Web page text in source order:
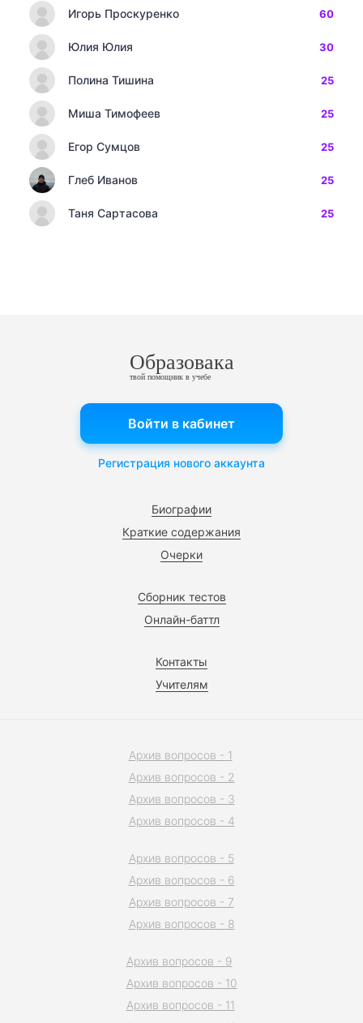
Игорь Проскуренко 60
Юлия Юлия 30
Полина Тишина 25
Миша Тимофеев 25
Егор Сумцов 25
Глеб Иванов 25
Таня Сартасова 25
Образовака
твой помощник в учебе
Биографии
Краткие содержания
Очерки
Сборник тестов
Онлайн-баттл
Контакты
Учителям
Войти в кабинет
Регистрация нового аккаунта
Архив вопросов - 1
Архив вопросов - 2
Архив вопросов - 3
Архив вопросов - 4
Архив вопросов - 5
Архив вопросов - 6
Архив вопросов - 7
Архив вопросов - 8
Архив вопросов - 9
Архив вопросов - 10
Архив вопросов - 11